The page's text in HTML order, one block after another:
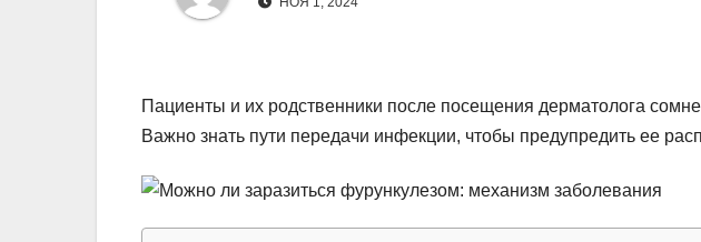
Пациенты и их родственники после посещения дерматолога
Важно знать пути передачи инфекции, чтобы предупредить ее